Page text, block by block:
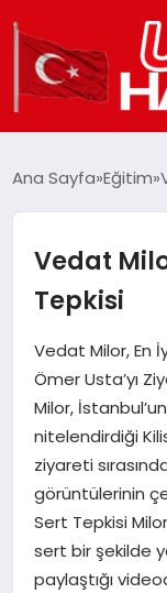
DÜNYA
EKONOMI
TEKNOLOJI
EĞITIM
MAGAZIN
SPOR
Ana Sayfa Eğitim
Vedat
Tepkisi
Vedat Milor, En
Ömer Usta’yı
Milor,
nitelendirdiği
ziyareti
görüntülerinin
Sert Tepkisi
sert bir şekilde
paylaştığı